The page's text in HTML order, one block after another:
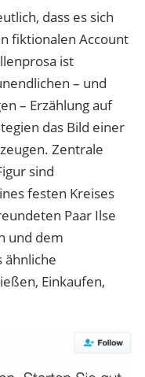
dass es sich
fiktionalen Account
ist
– und
– Erzählung auf
das Bild einer
Zentrale
sind
festen Kreises
Paar Ilse
und dem
ähnliche
Einkaufen,